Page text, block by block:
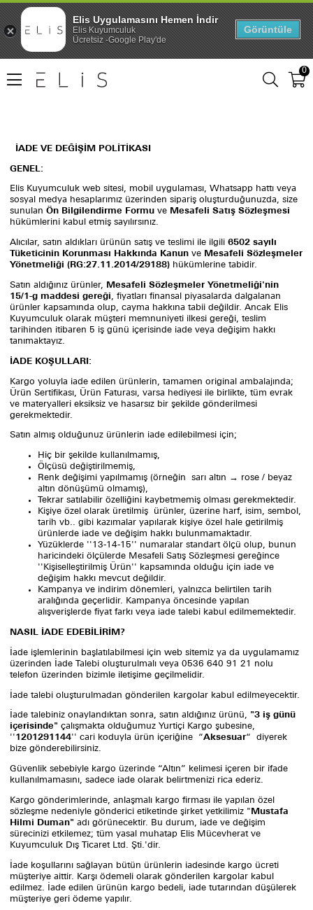
0
İADE VE DEĞİŞİM POLİTİKASI
GENEL:
Elis Kuyumculuk web sitesi, mobil uygulaması, Whatsapp hattı veya
sosyal medya hesaplarımız üzerinden sipariş oluşturduğunuzda, size
sunulanÖn Bilgilendirme Formu ve Mesafeli Satış Sözleşmesi
hükümlerini kabul etmiş sayılırsınız.
Alıcılar, satın aldıkları ürünün satış ve teslimi ile ilgili6502 sayılı
Tüketicinin Korunması Hakkında Kanun ve Mesafeli Sözleşmeler
Yönetmeliği (RG:27.11.2014/29188) hükümlerine tabidir.
Satın aldığınız ürünler, Mesafeli Sözleşmeler Yönetmeliği'nin
15/1-g maddesi gereği, fiyatları finansal piyasalarda dalgalanan
ürünler kapsamında olup, cayma hakkına tabii değildir. Ancak Elis
Kuyumculuk olarak müşteri memnuniyeti ilkesi gereği, teslim
tarihinden itibaren 5 iş günü içerisinde iade veya değişim hakkı
tanımaktayız.
İADE KOŞULLARI:
Kargo yoluyla iade edilen ürünlerin, tamamen original ambalajında;
Ürün Sertifikası, Ürün Faturası, varsa hediyesi ile birlikte, tüm evrak
ve materyalleri eksiksiz ve hasarsız bir şekilde gönderilmesi
gerekmektedir.
Satın almış olduğunuz ürünlerin iade edilebilmesi için;
Hiç bir şekilde kullanılmamış,
Ölçüsü değiştirilmemiş,
Renk değişimi yapılmamış (örneğin sarı altın → rose / beyaz
altın dönüşümü olmamış),
Tekrar satılabilir özelliğini kaybetmemiş olması gerekmektedir.
Kişiye özel olarak üretilmiş ürünler, üzerine harf, isim, sembol,
tarih vb.. gibi kazımalar yapılarak kişiye özel hale getirilmiş
ürünlerde iade ve değişim hakkı bulunmamaktadır.
Yüzüklerde ''13-14-15'' numaralar standart ölçü olup, bunun
haricindeki ölçülerde Mesafeli Satış Sözleşmesi gereğince
''Kişiselleştirilmiş Ürün'' kapsamında olduğu için iade ve
değişim hakkı mevcut değildir.
Kampanya ve indirim dönemleri, yalnızca belirtilen tarih
aralığında geçerlidir. Kampanya öncesinde yapılan
alışverişlerde fiyat farkı veya iade talebi kabul edilmemektedir.
NASIL İADE EDEBİLİRİM?
İade işlemlerinin başlatılabilmesi için web sitemiz ya da uygulamamız
üzerinden İade Talebi oluşturulmalı veya 0536 640 91 21 nolu
telefon üzerinden bizimle iletişime geçilmelidir.
İade talebi oluşturulmadan gönderilen kargolar kabul edilmeyecektir.
İade talebiniz onaylandıktan sonra, satın aldığınız ürünü, "3 iş günü
içerisinde" çalışmakta olduğumuz Yurtiçi Kargo şubesine,
''1201291144'' cari koduyla ürün içeriğine “Aksesuar“ diyerek
bize gönderebilirsiniz.
Güvenlik sebebiyle kargo üzerinde “Altın” kelimesi içeren bir ifade
kullanılmamasını, sadece iade olarak belirtmenizi rica ederiz.
Kargo gönderimlerinde, anlaşmalı kargo firması ile yapılan özel
sözleşme nedeniyle gönderici etiketinde şirket yetkilimiz " Mustafa
Hilmi Duman" adı görünecektir. Bu durum, iade ve değişim
sürecinizi etkilemez; tüm yasal muhatap Elis Mücevherat ve
Kuyumculuk Dış Ticaret Ltd. Şti.'dir.
İade koşullarını sağlayan bütün ürünlerin iadesinde kargo ücreti
müşteriye aittir. Karşı ödemeli olarak gönderilen kargolar kabul
edilmez. İade edilen ürünün kargo bedeli, iade tutarından düşülerek
müşteriye geri ödeme yapılır.
Elis Uygulamasını Hemen İndir
Elis Kuyumculuk
Ücretsiz -Google Play'de
Görüntüle